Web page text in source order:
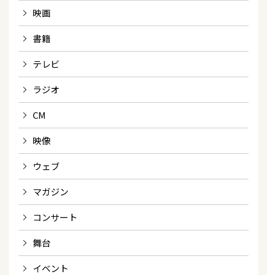
映画
書籍
テレビ
ラジオ
CM
映像
ウェブ
マガジン
コンサート
舞台
イベント